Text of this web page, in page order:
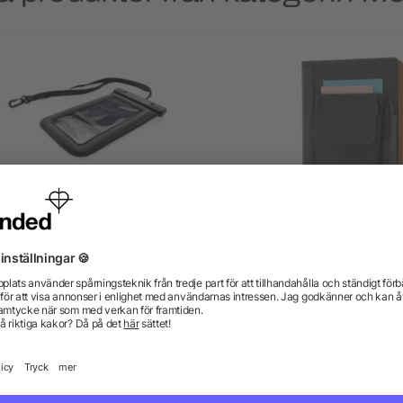
vattentätt flytande
mobilfodral
Anteckningsbok med
telefonställ